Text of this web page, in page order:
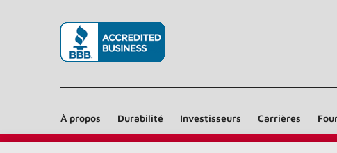
À propos Durabilité Investisseurs Carrières